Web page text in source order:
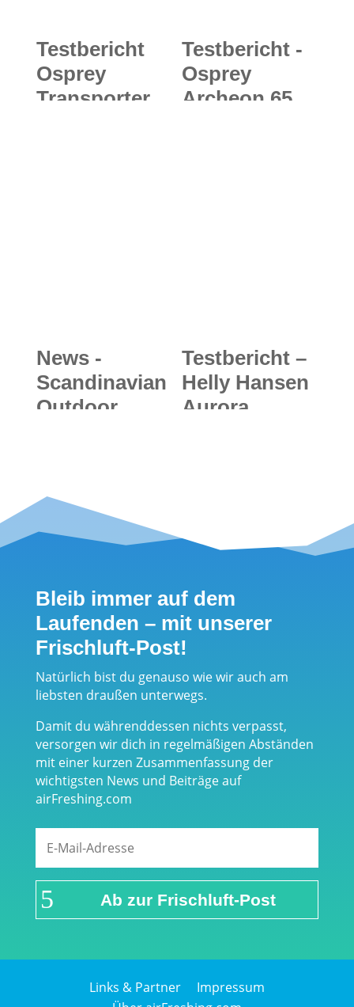
Testbericht
Osprey
Transporter
Testbericht -
Osprey
Archeon 65
News -
Scandinavian
Outdoor
Scandinavian
Outdoor
Testbericht –
Helly Hansen
Aurora
und PFC-freie
Kombi für
jeden Skitag
Bleib immer auf dem
Laufenden – mit unserer
Frischluft-Post!
Natürlich bist du genauso wie wir auch am
liebsten draußen unterwegs.
Damit du währenddessen nichts verpasst,
versorgen wir dich in regelmäßigen Abständen
mit einer kurzen Zusammenfassung der
wichtigsten News und Beiträge auf
airFreshing.com
Ab zur Frischluft-Post
Links & Partner
Impressum